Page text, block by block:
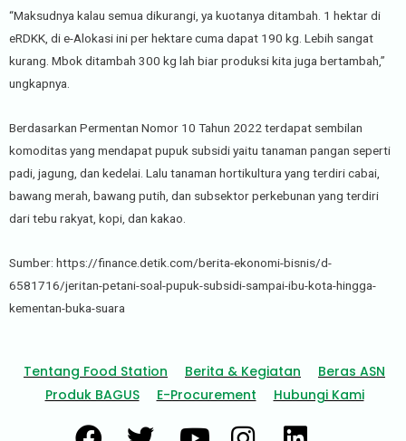
“Maksudnya kalau semua dikurangi, ya kuotanya ditambah. 1 hektar di
eRDKK, di e-Alokasi ini per hektare cuma dapat 190 kg. Lebih sangat
kurang. Mbok ditambah 300 kg lah biar produksi kita juga bertambah,”
ungkapnya.
Berdasarkan Permentan Nomor 10 Tahun 2022 terdapat sembilan
komoditas yang mendapat pupuk subsidi yaitu tanaman pangan seperti
padi, jagung, dan kedelai. Lalu tanaman hortikultura yang terdiri cabai,
bawang merah, bawang putih, dan subsektor perkebunan yang terdiri
dari tebu rakyat, kopi, dan kakao.
Sumber: https://finance.detik.com/berita-ekonomi-bisnis/d-
6581716/jeritan-petani-soal-pupuk-subsidi-sampai-ibu-kota-hingga-
kementan-buka-suara
Tentang Food Station Berita & Kegiatan
Beras ASN
Produk BAGUS
E-Procurement Hubungi Kami